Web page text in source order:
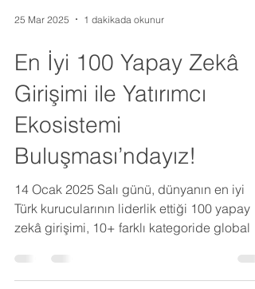
25 Mar 2025 1 dakikada okunur
En İyi 100 Yapay Zekâ
Girişimi ile Yatırımcı
Ekosistemi
Buluşması’ndayız!
14 Ocak 2025 Salı günü, dünyanın en iyi
Türk kurucularının liderlik ettiği 100 yapay
zekâ girişimi, 10+ farklı kategoride global